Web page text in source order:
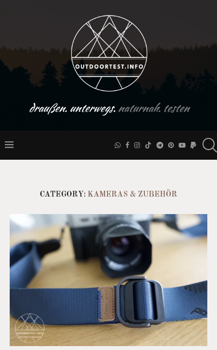
draußen. unterwegs.naturnah. testen
CATEGORY: KAMERAS & ZUBEHÖR